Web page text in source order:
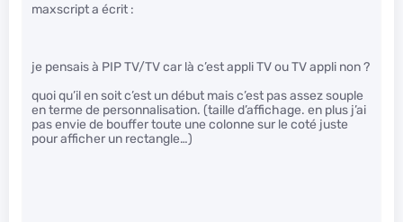
maxscript a écrit :
je pensais à PIP TV/TV car là c’est appli TV ou TV appli non ?
quoi qu’il en soit c’est un début mais c’est pas assez souple
en terme de personnalisation. (taille d’affichage. en plus j’ai
pas envie de bouffer toute une colonne sur le coté juste
pour afficher un rectangle…)